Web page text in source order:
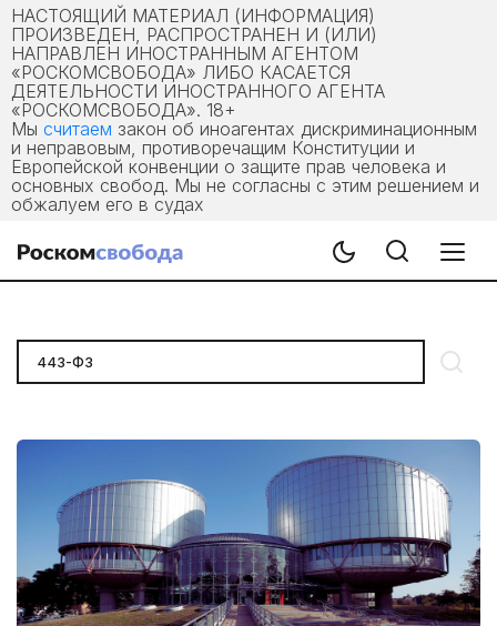
НАСТОЯЩИЙ МАТЕРИАЛ (ИНФОРМАЦИЯ)
ПРОИЗВЕДЕН, РАСПРОСТРАНЕН И (ИЛИ)
НАПРАВЛЕН ИНОСТРАННЫМ АГЕНТОМ
«РОСКОМСВОБОДА» ЛИБО КАСАЕТСЯ
ДЕЯТЕЛЬНОСТИ ИНОСТРАННОГО АГЕНТА
«РОСКОМСВОБОДА». 18+
Мы считаем закон об иноагентах дискриминационным
и неправовым, противоречащим Конституции и
Европейской конвенции о защите прав человека и
основных свобод. Мы не согласны с этим решением и
обжалуем его в судах